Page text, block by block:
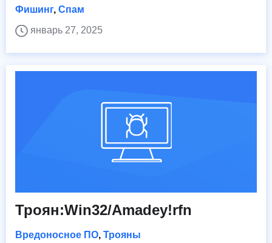
Фишинг, Спам
январь 27, 2025
Троян:Win32/Amadey!rfn
Вредоносное ПО, Трояны